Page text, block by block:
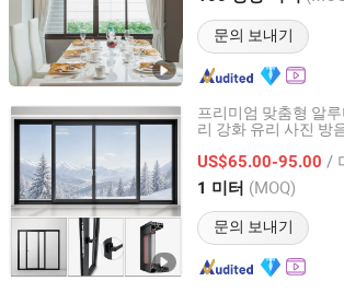
문의 보내기
프리미엄 맞춤형 알
리 강화 유리 사진 방
US$65.00-95.00 /
1 미터 (MOQ)
문의 보내기
Chengdu Shufeng Doors and Windows
Sichuan, China 이후 2025